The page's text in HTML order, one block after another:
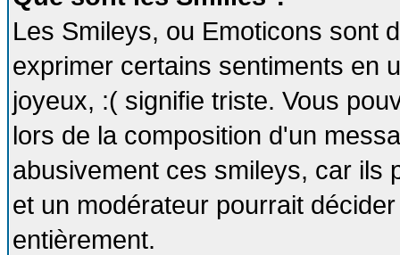
Les Smileys, ou Emoticons sont
exprimer certains sentiments en
joyeux, :( signifie triste. Vous
lors de la composition d'un
abusivement ces smileys, car ils
et un modérateur pourrait
entièrement.